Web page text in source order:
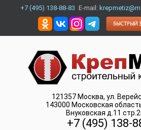
+7 (495) 138-88-83 E-mail:
121357 Москва, ул.
143000 Московская
Внуковская д.11
+7 (495) 138-